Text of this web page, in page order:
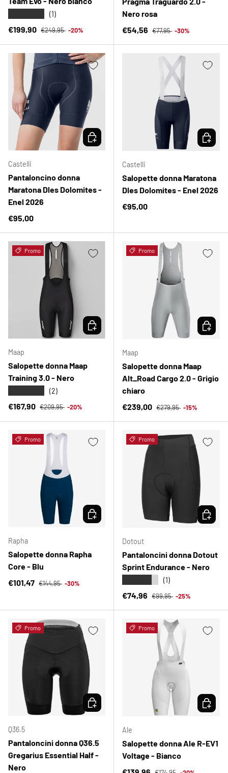
(1)
Prezzo di vendita
€199,90 Prezzo normale
€249,95 -20%
Nero rosa
Prezzo di vendita
€54,56 Prezzo normale
€77,95 -30%
Castelli
Pantaloncino donna
Maratona Dles Dolomites -
Enel 2026
Prezzo normale
€95,00
SCEGLI OPZIONI
Castelli
Salopette donna Maratona
Dles Dolomites - Enel 2026
Prezzo normale
€95,00
SCEGLI
Promo
Maap
Salopette donna Maap
Training 3.0 - Nero
(2)
Prezzo di vendita
€167,90 Prezzo normale
€209,95 -20%
SCEGLI OPZIONI
Promo
Maap
Salopette donna Maap
Alt_Road Cargo 2.0 - Grigio
chiaro
Prezzo di vendita
€239,00 Prezzo normale
€279,95 -15%
SCEGLI
Promo
Rapha
Salopette donna Rapha
Core - Blu
Prezzo di vendita
€101,47 Prezzo normale
€144,95 -30%
SCEGLI OPZIONI
Promo
Dotout
Pantaloncini donna Dotout
Sprint Endurance - Nero
(1)
Prezzo di vendita
€74,96 Prezzo normale
€99,95 -25%
SCEGLI
Promo
Q36.5
Pantaloncini donna Q36.5
Gregarius Essential Half -
Nero
SCEGLI OPZIONI
Promo
Ale
Salopette donna Ale R-EV1
Voltage - Bianco
Prezzo di vendita
Prezzo normale
SCEGLI